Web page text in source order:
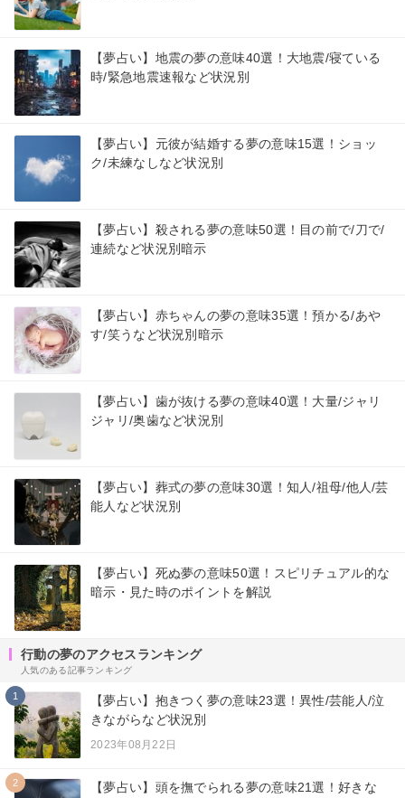
【夢占い】地震の夢の意味40選！大地震/寝ている
時/緊急地震速報など状況別
【夢占い】元彼が結婚する夢の意味15選！ショッ
ク/未練なしなど状況別
【夢占い】殺される夢の意味50選！目の前で/刀で/
連続など状況別暗示
【夢占い】赤ちゃんの夢の意味35選！預かる/あや
す/笑うなど状況別暗示
【夢占い】歯が抜ける夢の意味40選！大量/ジャリ
ジャリ/奥歯など状況別
【夢占い】葬式の夢の意味30選！知人/祖母/他人/芸
能人など状況別
【夢占い】死ぬ夢の意味50選！スピリチュアル的な
暗示・見た時のポイントを解説
行動の夢のアクセスランキング
人気のある記事ランキング
1
【夢占い】抱きつく夢の意味23選！異性/芸能人/泣
きながらなど状況別
2023年08月22日
2
【夢占い】頭を撫でられる夢の意味21選！好きな